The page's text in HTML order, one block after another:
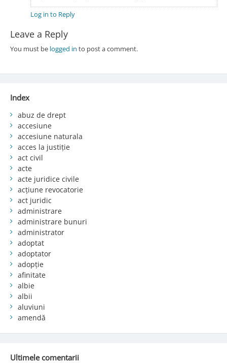
Log in to Reply
Leave a Reply
You must be logged in to post a comment.
Index
abuz de drept
accesiune
accesiune naturala
acces la justiție
act civil
acte
acte juridice civile
acțiune revocatorie
act juridic
administrare
administrare bunuri
administrator
adoptat
adoptator
adopție
afinitate
albie
albii
aluviuni
amendă
Ultimele comentarii